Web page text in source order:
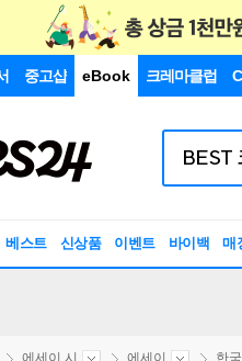
중고샵 eBook 크레마클럽
베스트 신상품 이벤트 바이백 매
에세이 시 에세이 한